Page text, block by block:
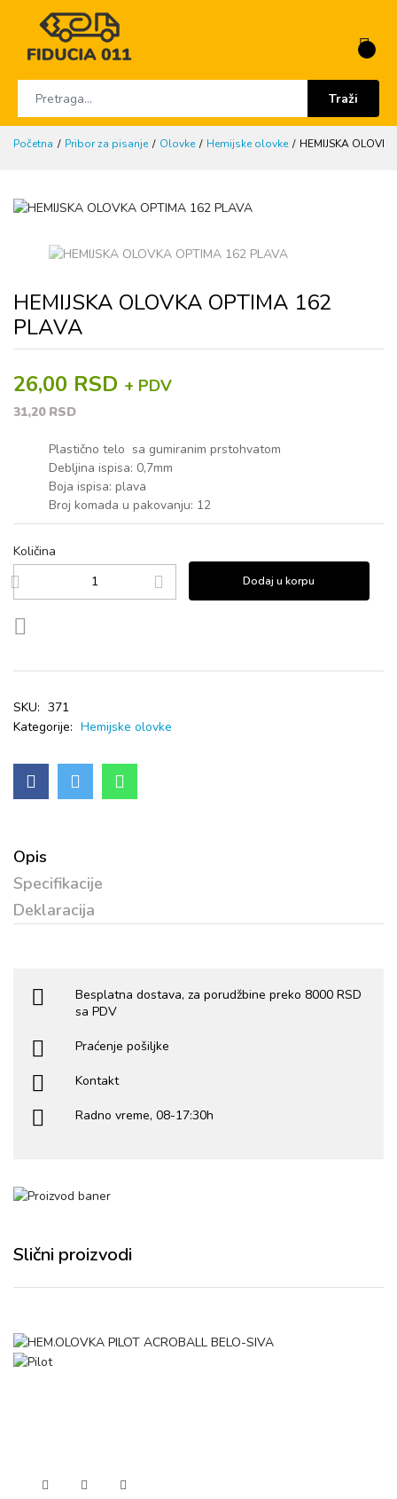
Traži
Početna Pribor za pisanje Olovke Hemijske olovke HEMIJSKA
HEMIJSKA OLOVKA OPTIMA 162
PLAVA
26,00 RSD + PDV
31,20 RSD
Plastično telo sa gumiranim prstohvatom
Debljina ispisa: 0,7mm
Boja ispisa: plava
Broj komada u pakovanju: 12
Količina
Dodaj u korpu
SKU: 371
Kategorije: Hemijske olovke
Opis
Specifikacije
Deklaracija
Besplatna dostava, za porudžbine preko 8000 RSD
sa PDV
Praćenje pošiljke
Kontakt
Radno vreme, 08-17:30h
Slični proizvodi